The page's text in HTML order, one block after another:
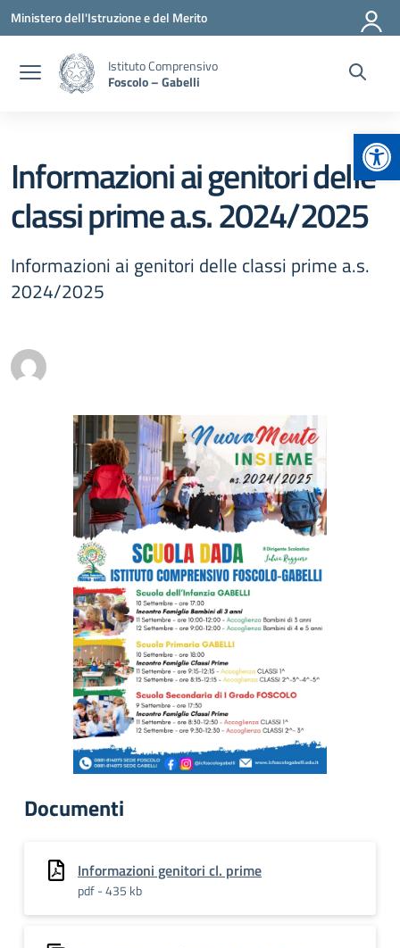
Vai ai contenuti
Vai al menu di navigazione
Vai al footer
Ministero dell'Istruzione e del Merito
Istituto Comprensivo
Foscolo – Gabelli
Informazioni ai genitori delle
classi prime a.s. 2024/2025
Informazioni ai genitori delle classi prime a.s.
2024/2025
Documenti
Informazioni genitori cl. prime
pdf - 435 kb